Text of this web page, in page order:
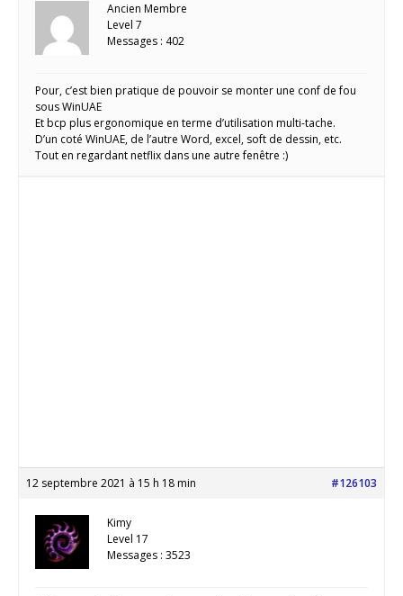
Ancien Membre
Level 7
Messages : 402
Pour, c’est bien pratique de pouvoir se monter une conf de fou
sous WinUAE
Et bcp plus ergonomique en terme d’utilisation multi-tache.
D’un coté WinUAE, de l’autre Word, excel, soft de dessin, etc.
Tout en regardant netflix dans une autre fenêtre :)
12 septembre 2021 à 15 h 18 min #126103
Kimy
Level 17
Messages : 3523